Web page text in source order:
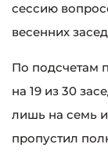
сессию
весенних
По подсчетам
на 19 из 30
лишь на семь
пропустил